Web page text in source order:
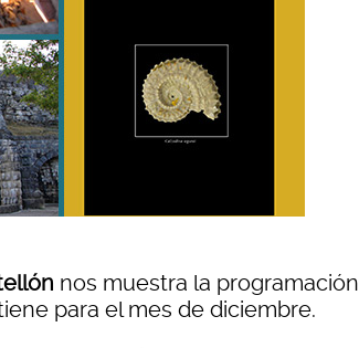
nos muestra la programación
para el mes de diciembre.